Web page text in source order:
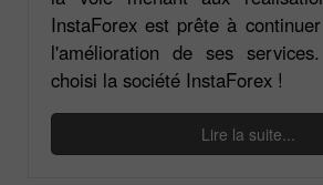
InstaForex est prête à
l'amélioration de ses
choisi la société InstaForex !
Lire la suite...